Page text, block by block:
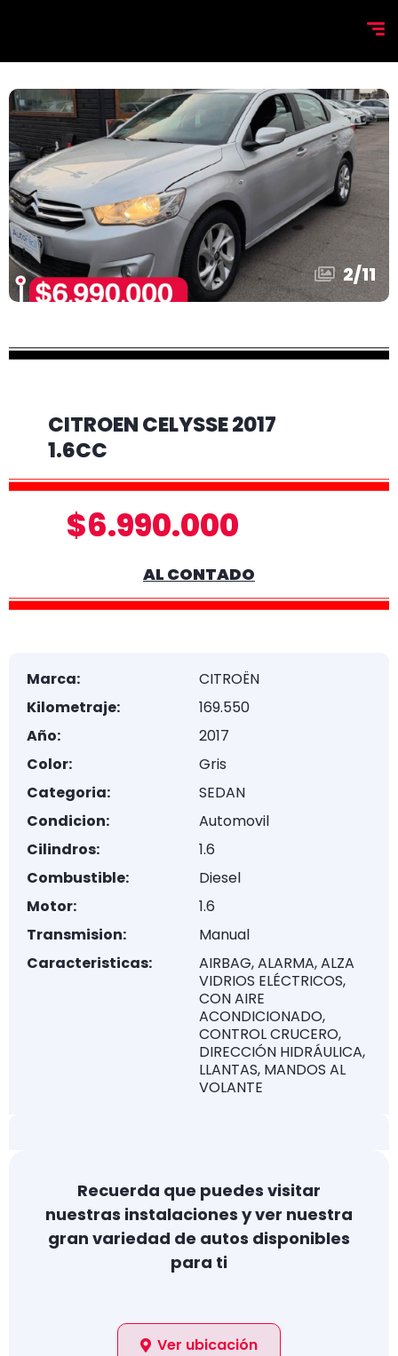
2/11
CITROEN CELYSSE 2017
1.6CC
$6.990.000
AL CONTADO
Marca:
CITROËN
Kilometraje:
169.550
Año:
2017
Color:
Gris
Categoria:
SEDAN
Condicion:
Automovil
Cilindros:
1.6
Combustible:
Diesel
Motor:
1.6
Transmision:
Manual
Caracteristicas:
AIRBAG, ALARMA, ALZA
VIDRIOS ELÉCTRICOS,
CON AIRE
ACONDICIONADO,
CONTROL CRUCERO,
DIRECCIÓN HIDRÁULICA,
LLANTAS, MANDOS AL
VOLANTE
Recuerda que puedes visitar
nuestras instalaciones y ver nuestra
gran variedad de autos disponibles
para ti
Ver ubicación